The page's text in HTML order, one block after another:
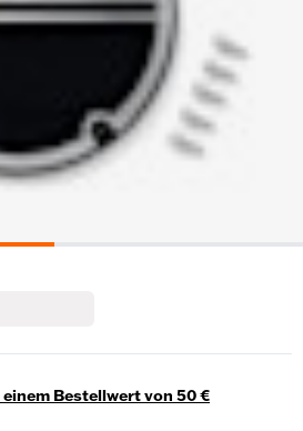
Bestellwert von 50 €